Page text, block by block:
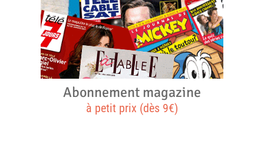
Abonnement magazine
à petit prix (dès 9€)